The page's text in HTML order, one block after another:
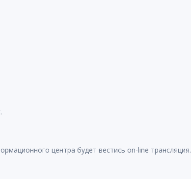
центра будет вестись on-line трансляция.